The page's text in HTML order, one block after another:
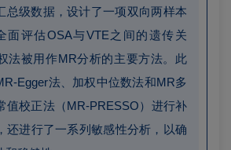
总级数据，设计了一项双向两样本
面评估OSA与VTE之间的遗传关
法被用作MR分析的主要方法。此
Egger法、加权中位数法和MR多
值校正法（MR-PRESSO）进行补
还进行了一系列敏感性分析，以确